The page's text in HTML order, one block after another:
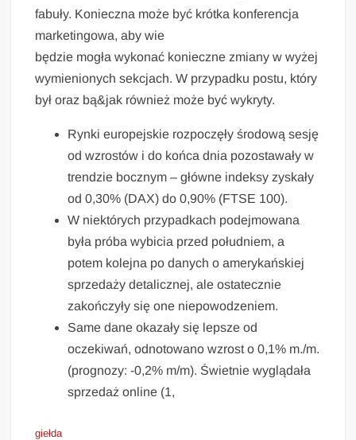
fabuły. Konieczna może być krótka konferencja
marketingowa, aby wie
będzie mogła wykonać konieczne zmiany w wyżej
wymienionych sekcjach. W przypadku postu, który
był oraz bą&jak również może być wykryty.
Rynki europejskie rozpoczęły środową sesję
od wzrostów i do końca dnia pozostawały w
trendzie bocznym – główne indeksy zyskały
od 0,30% (DAX) do 0,90% (FTSE 100).
W niektórych przypadkach podejmowana
była próba wybicia przed południem, a
potem kolejna po danych o amerykańskiej
sprzedaży detalicznej, ale ostatecznie
zakończyły się one niepowodzeniem.
Same dane okazały się lepsze od
oczekiwań, odnotowano wzrost o 0,1% m./m.
(prognozy: -0,2% m/m). Świetnie wyglądała
sprzedaż online (1,
giełda